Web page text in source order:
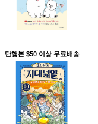
단행본 $50 이상 무료배송